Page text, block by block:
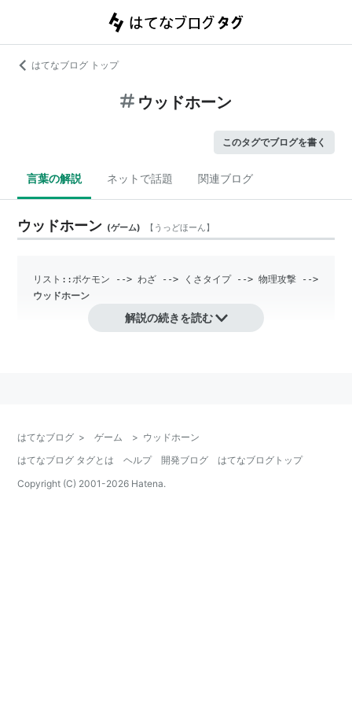
はてなブログ トップ
ウッドホーン
このタグでブログを書く
言葉の解説 ネットで話題 関連ブログ
ウッドホーン (ゲーム) 【 うっどほーん】
リスト::ポケモン
ウッドホーン
命中 100 分類 物理
PP 10 範囲 相手1体
解説の続きを読む
はてなブログ > ゲーム > ウッドホーン
はてなブログ タグとは
ヘルプ 開発ブログ
はてなブログトップ
Copyright (C) 2001-2026 Hatena.